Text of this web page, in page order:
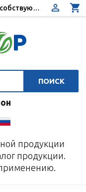
ПОИСК
продукции
продукции.
Купить Свечи ароматические способствующие понижению артериального давления - Цена, отзывы, инструкция по применению - Интернет-магазин «Ли Вест»